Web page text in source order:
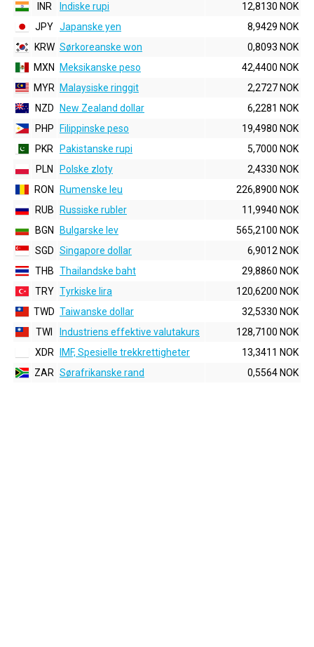
INR
Indiske rupi
12,8130 NOK
JPY Japanske yen
8,9429 NOK
KRW Sørkoreanske won
0,8093 NOK
MXN
Meksikanske peso
42,4400 NOK
MYR
Malaysiske ringgit
2,2727 NOK
NZD
New Zealand dollar
6,2281 NOK
PHP
Filippinske peso
19,4980 NOK
PKR
Pakistanske rupi
5,7000 NOK
PLN
Polske zloty
2,4330 NOK
RON
Rumenske leu
226,8900 NOK
RUB
Russiske rubler
11,9940 NOK
BGN
Bulgarske lev
565,2100 NOK
SGD Singapore dollar
6,9012 NOK
THB Thailandske baht
29,8860 NOK
TRY Tyrkiske lira
120,6200 NOK
TWD Taiwanske dollar
32,5330 NOK
TWI
Industriens effektive valutakurs
128,7100 NOK
XDR
IMF, Spesielle trekkrettigheter
13,3411 NOK
ZAR Sørafrikanske rand 0,5564 NOK